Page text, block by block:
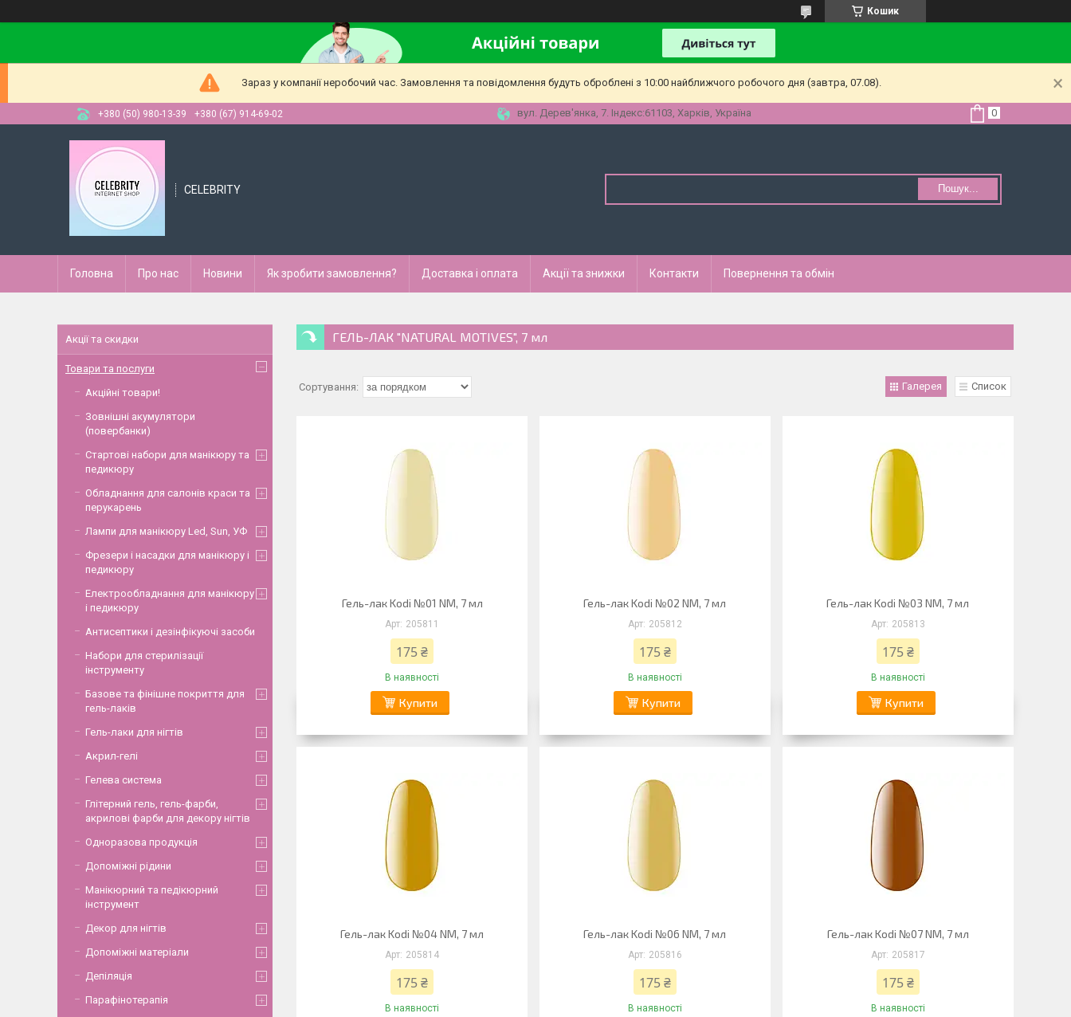
Кошик
Зараз у компанії неробочий час. Замовлення та повідомлення будуть оброблені з 10:00 найближчого робочого дня (завтра, 07.08).
+380 (50) 980-13-39 +380 (67) 914-69-02 вул. Дерев'янка, 7. Індекс:61103, Харків, Україна
CELEBRITY Пошук...
Головна Про нас Новини Як зробити замовлення? Доставка і оплата Акції та знижки Контакти Повернення та обмін
ГЕЛЬ-ЛАК "NATURAL MOTIVES", 7 мл
Галерея Список
Гель-лак Kodi №01 NM, 7 мл
205811
175 ₴
В наявності
Купити
Гель-лак Kodi №02 NM, 7 мл
205812
175 ₴
В наявності
Купити
Гель-лак Kodi №03 NM, 7 мл
205813
175 ₴
В наявності
Купити
Гель-лак Kodi №04 NM, 7 мл
205814
175 ₴
В наявності
Гель-лак Kodi №06 NM, 7 мл
205816
175 ₴
В наявності
Гель-лак Kodi №07 NM, 7 мл
205817
175 ₴
В наявності
Акції та скидки
Товари та послуги
Акційні товари!
Зовнішні акумулятори
(повербанки)
Стартові набори для манікюру та
педикюру
Обладнання для салонів краси та
перукарень
Лампи для манікюру Led, Sun, УФ
Фрезери і насадки для манікюру і
педикюру
Електрообладнання для манікюру
і педикюру
Антисептики і дезінфікуючі засоби
Набори для стерилізації
інструменту
Базове та фінішне покриття для
гель-лаків
Гель-лаки для нігтів
Акрил-гелі
Гелева система
Глітерний гель, гель-фарби,
акрилові фарби для декору нігтів
Одноразова продукція
Допоміжні рідини
Манікюрний та педікюрний
інструмент
Декор для нігтів
Допоміжні матеріали
Депіляція
Парафінотерапія